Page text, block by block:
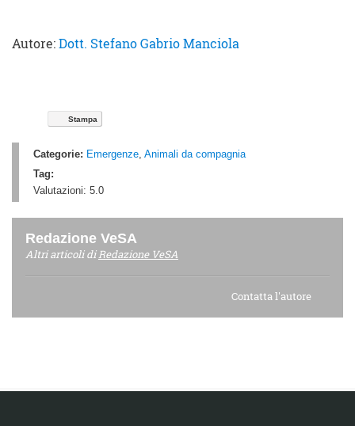
Autore: Dott. Stefano Gabrio Manciola
Stampa
Categorie: Emergenze, Animali da compagnia
Tag:
Valutazioni: 5.0
Redazione VeSA
Altri articoli diRedazione VeSA
Contatta l'autore